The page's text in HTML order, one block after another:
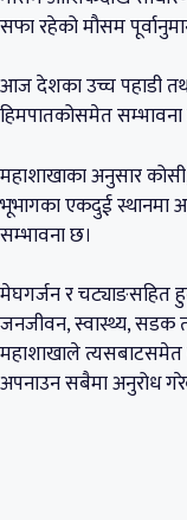
सफा रहेको मौसम
आज देशका उच्च पहाडी
हिमपातकोसमेत
महाशाखाका अनुसार
भूभागका एकदुई स्थानमा
सम्भावना छ।
मेघगर्जन र चट्याङसहित
जनजीवन, स्वास्थ्य, सडक
महाशाखाले त्यसबाटसमेत
अपनाउन सबैमा अनुरोध